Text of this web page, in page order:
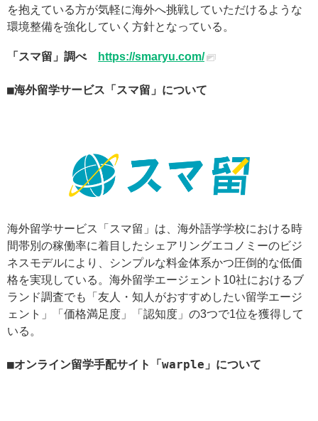
を抱えている方が気軽に海外へ挑戦していただけるような
環境整備を強化していく方針となっている。
「スマ留」調べ https://smaryu.com/
海外留学サービス「スマ留」について
海外留学サービス「スマ留」は、海外語学学校における時
間帯別の稼働率に着目したシェアリングエコノミーのビジ
ネスモデルにより、シンプルな料金体系かつ圧倒的な低価
格を実現している。海外留学エージェント10社におけるブ
ランド調査でも「友人・知人がおすすめしたい留学エージ
ェント」「価格満足度」「認知度」の3つで1位を獲得して
いる。
オンライン留学手配サイト「warple」について